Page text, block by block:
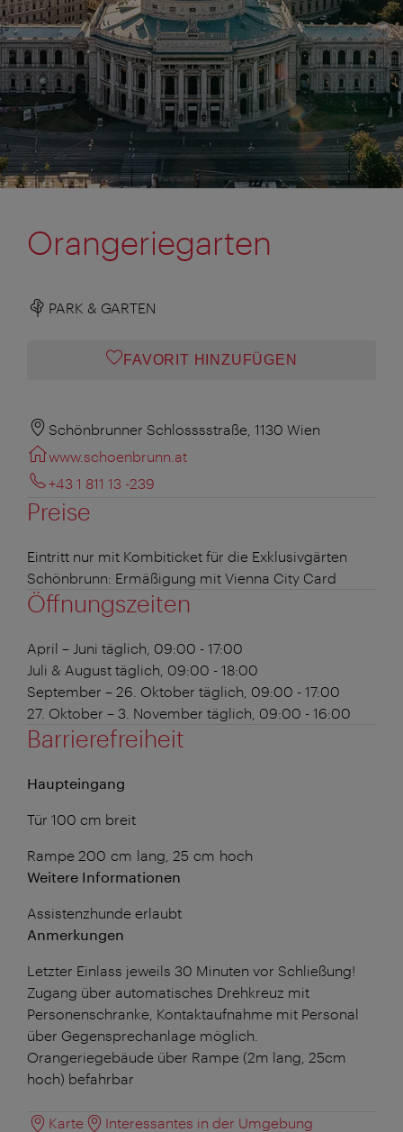
Orangeriegarten
PARK & GARTEN
FAVORIT HINZUFÜGEN
Schönbrunner Schlosssstraße, 1130 Wien
www.schoenbrunn.at
+43 1 811 13 -239
Preise
Eintritt nur mit Kombiticket für die Exklusivgärten
Schönbrunn: Ermäßigung mit Vienna City Card
Öffnungszeiten
April – Juni täglich, 09:00 - 17:00
Juli & August täglich, 09:00 - 18:00
September – 26. Oktober täglich, 09:00 - 17:00
27. Oktober – 3. November täglich, 09:00 - 16:00
Barrierefreiheit
Haupteingang
Tür 100 cm breit
Rampe 200 cm lang, 25 cm hoch
Weitere Informationen
Assistenzhunde erlaubt
Anmerkungen
Letzter Einlass jeweils 30 Minuten vor Schließung!
Zugang über automatisches Drehkreuz mit
Personenschranke, Kontaktaufnahme mit Personal
über Gegensprechanlage möglich.
Orangeriegebäude über Rampe (2m lang, 25cm
hoch) befahrbar
Karte Interessantes in der Umgebung